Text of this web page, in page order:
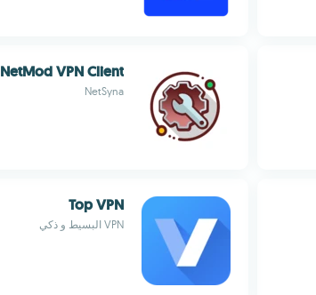
NetMod VPN Client
NetSyna
Top VPN
VPN البسيط و ذكي